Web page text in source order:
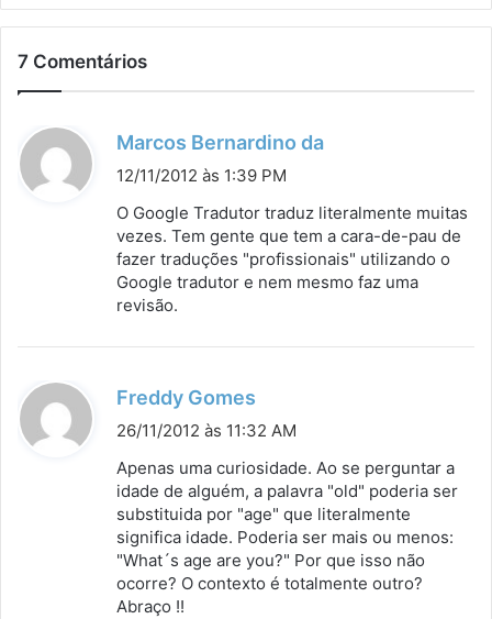
7 Comentários
Marcos Bernardino da
s
e
:
12/11/2012 às 1:39 PM
O Google Tradutor traduz literalmente muitas
vezes. Tem gente que tem a cara-de-pau de
fazer traduções "profissionais" utilizando o
Google tradutor e nem mesmo faz uma
revisão.
Freddy Gomes
i
s
e
:
26/11/2012 às 11:32 AM
Apenas uma curiosidade. Ao se perguntar a
idade de alguém, a palavra "old" poderia ser
substituida por "age" que literalmente
significa idade. Poderia ser mais ou menos:
"What´s age are you?" Por que isso não
ocorre? O contexto é totalmente outro?
Abraço !!